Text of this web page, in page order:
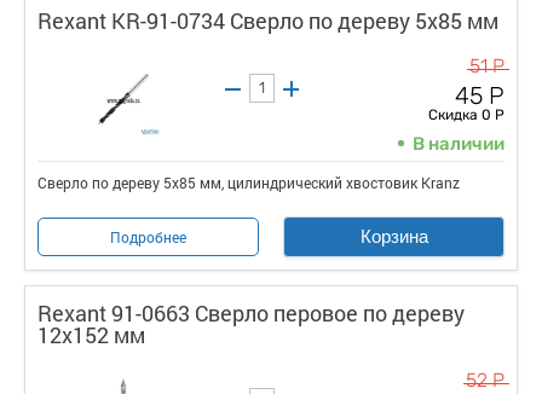
Rexant KR-91-0734 Сверло по дереву 5х85 мм
51 Р
45 Р
Скидка 0 Р
В наличии
Сверло по дереву 5х85 мм, цилиндрический хвостовик Kranz
Подробнее Корзина
Rexant 91-0663 Сверло перовое по дереву
12х152 мм
52 Р